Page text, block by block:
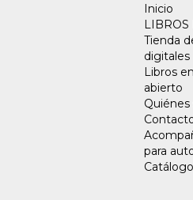
Inicio
LIBROS
Tienda
digitales
Libros
abierto
para